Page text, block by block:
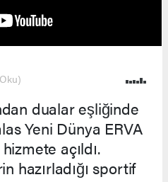
dualar eşliğinde
Yeni Dünya ERVA
açıldı.
hazırladığı sportif